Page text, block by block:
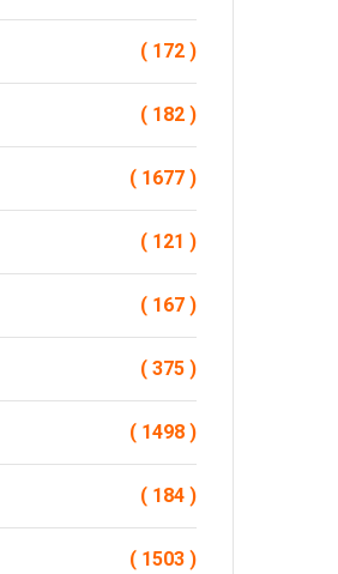
( 172 )
( 182 )
( 1677 )
( 121 )
( 167 )
( 375 )
( 1498 )
( 184 )
( 1503 )